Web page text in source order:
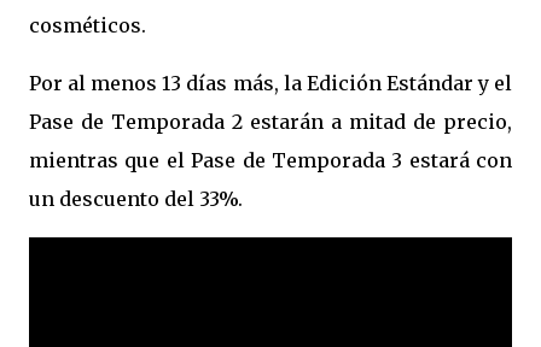
cosméticos.
Por al menos 13 días más, la Edición Estándar y el
Pase de Temporada 2 estarán a mitad de precio,
mientras que el Pase de Temporada 3 estará con
un descuento del 33%.